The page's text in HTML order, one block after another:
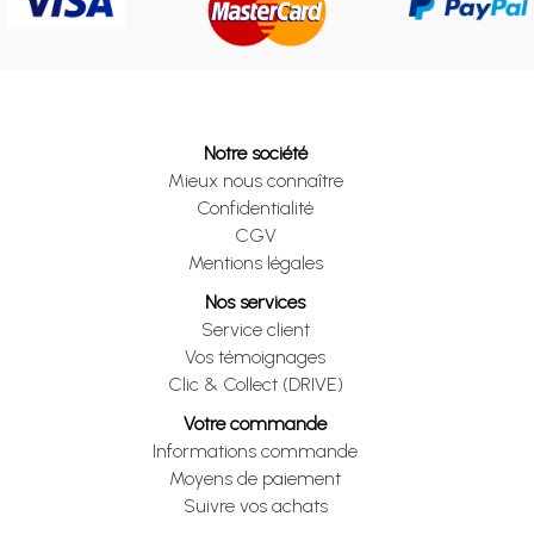
Notre société
Mieux nous connaître
Confidentialité
CGV
Mentions légales
Nos services
Service client
Vos témoignages
Clic & Collect (DRIVE)
Votre commande
Informations commande
Moyens de paiement
Suivre vos achats